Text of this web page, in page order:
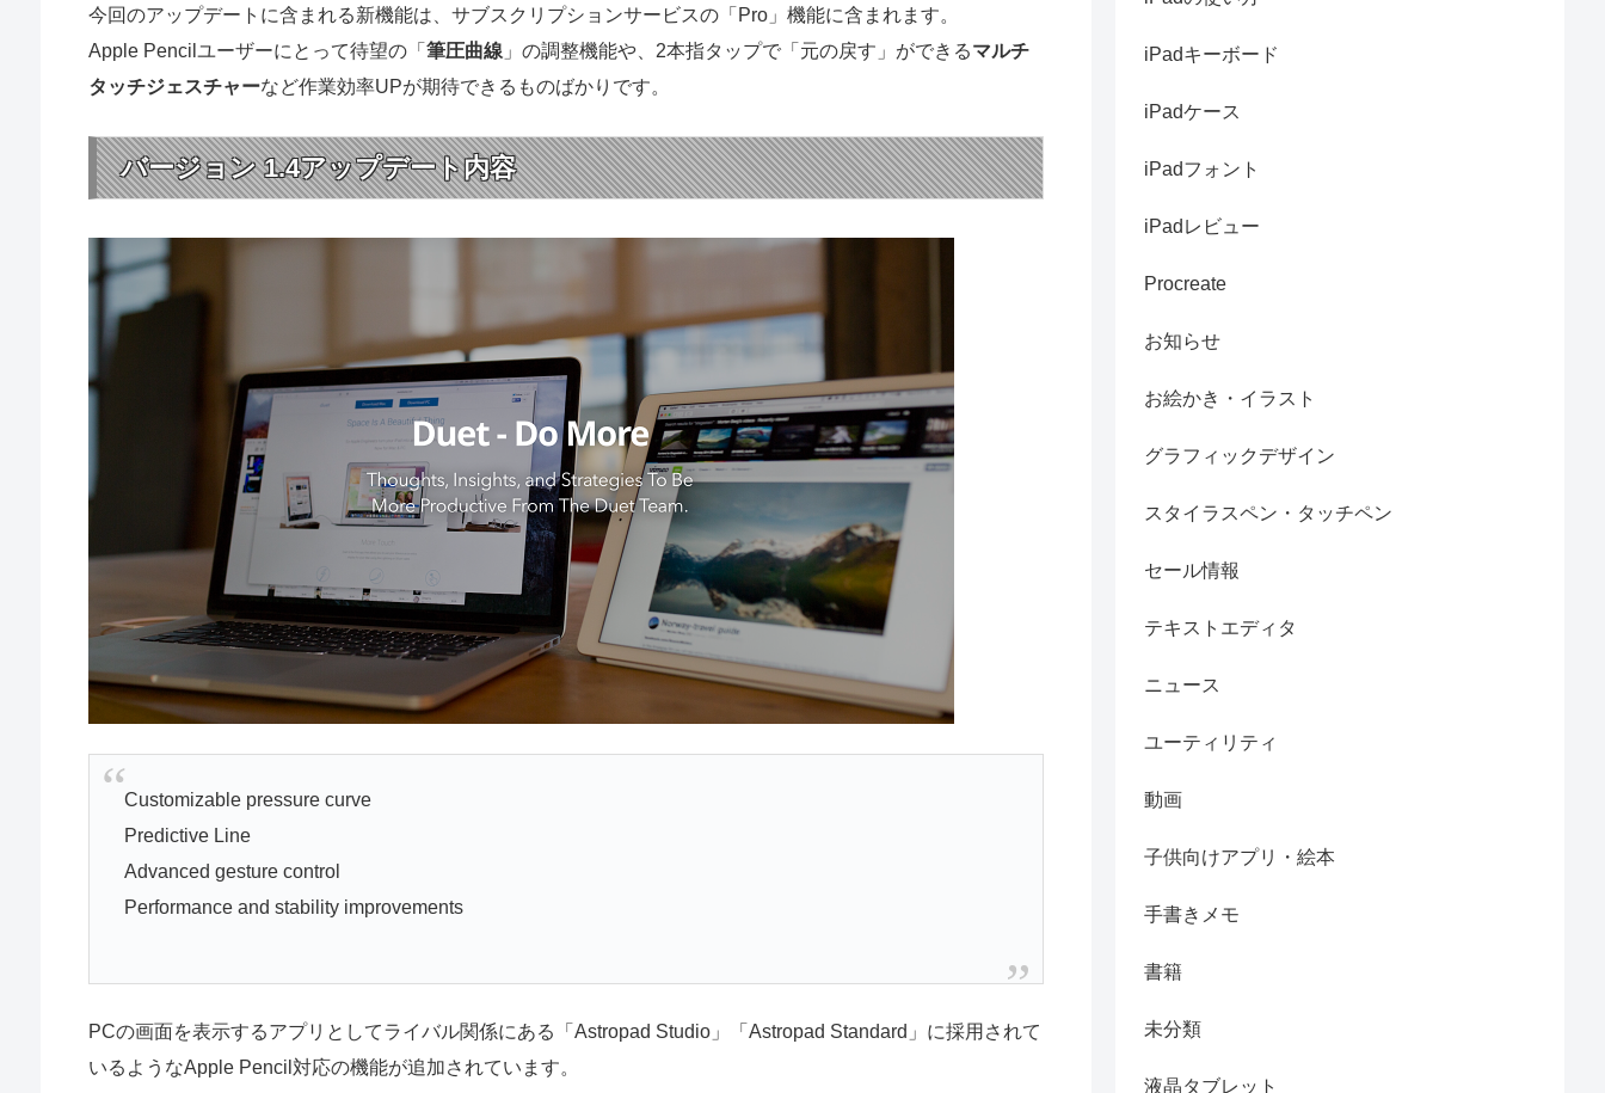
今回のアップデートに含まれる新機能は、サブスクリプションサービスの「Pro」機能に含まれます。
Apple Pencilユーザーにとって待望の「 筆圧曲線 」の調整機能や、2本指タップで「元の戻す」ができるマルチ
タッチジェスチャーなど作業効率UPが期待できるものばかりです。
バージョン 1.4アップデート内容
Customizable pressure curve
Predictive Line
Advanced gesture control
Performance and stability improvements
PCの画面を表示するアプリとしてライバル関係にある「Astropad Studio」「Astropad Standard」に採用されて
いるようなApple Pencil対応の機能が追加されています。
iPadキーボード
iPadケース
iPadフォント
iPadレビュー
Procreate
お知らせ
お絵かき・イラスト
グラフィックデザイン
スタイラスペン・タッチペン
セール情報
テキストエディタ
ニュース
ユーティリティ
動画
子供向けアプリ・絵本
手書きメモ
書籍
未分類
液晶タブレット